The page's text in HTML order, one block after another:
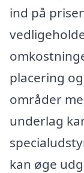
ind på
placering
områder
underlag
kan øge